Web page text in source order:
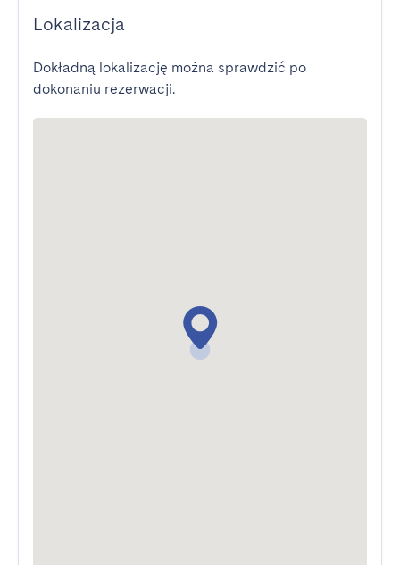
Lokalizacja
Dokładną lokalizację można sprawdzić po
dokonaniu rezerwacji.